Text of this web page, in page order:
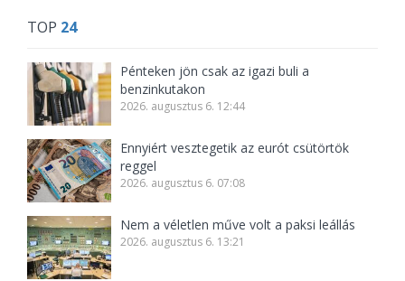
TOP 24
Pénteken jön csak az igazi buli a
benzinkutakon
2026. augusztus 6. 12:44
Ennyiért vesztegetik az eurót csütörtök
reggel
2026. augusztus 6. 07:08
Nem a véletlen műve volt a paksi leállás
2026. augusztus 6. 13:21